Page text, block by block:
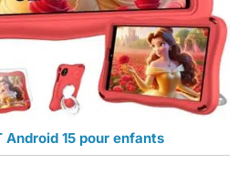
15 pour enfants